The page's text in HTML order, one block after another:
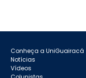
Conheça a UniGuairacá
Notícias
Vídeos